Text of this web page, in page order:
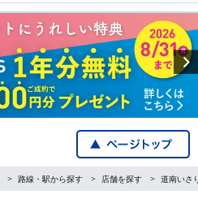
路線・駅から探す 店舗を探す 道南いさ